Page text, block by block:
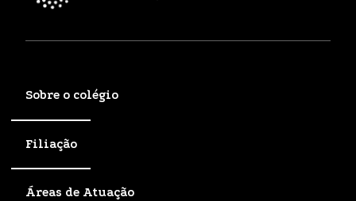
Sobre o colégio
Filiação
Áreas de Atuação